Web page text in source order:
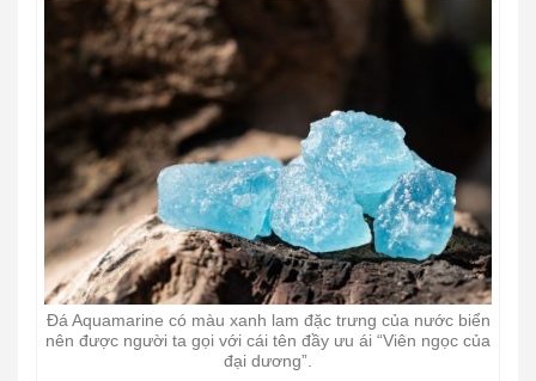
Đá Aquamarine có màu xanh lam đặc trưng của nước biển
nên được người ta gọi với cái tên đầy ưu ái “Viên ngọc của
đại dương”.